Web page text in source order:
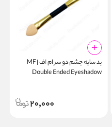
پد سایه چشم دو سر ام اف | MF
Double Ended Eyeshadow
20,000